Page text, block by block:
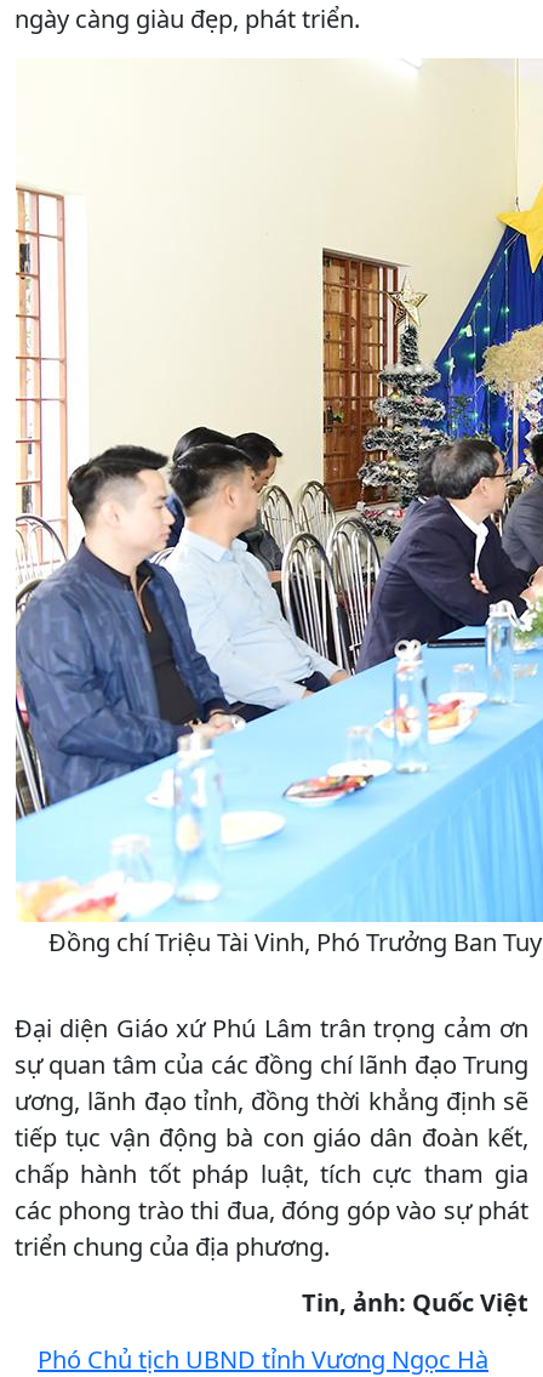
ngày càng giàu đẹp, phát triển.
Đồng chí Triệu Tài Vinh, Phó Trưởng Ban
Đại diện Giáo xứ Phú Lâm trân trọng cảm ơn
sự quan tâm của các đồng chí lãnh đạo Trung
ương, lãnh đạo tỉnh, đồng thời khẳng định sẽ
tiếp tục vận động bà con giáo dân đoàn kết,
chấp hành tốt pháp luật, tích cực tham gia
các phong trào thi đua, đóng góp vào sự phát
triển chung của địa phương.
Tin, ảnh: Quốc Việt
Phó Chủ tịch UBND tỉnh Vương Ngọc Hà